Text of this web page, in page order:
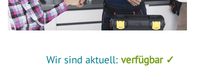
Wir sind aktuell: verfügbar ✓